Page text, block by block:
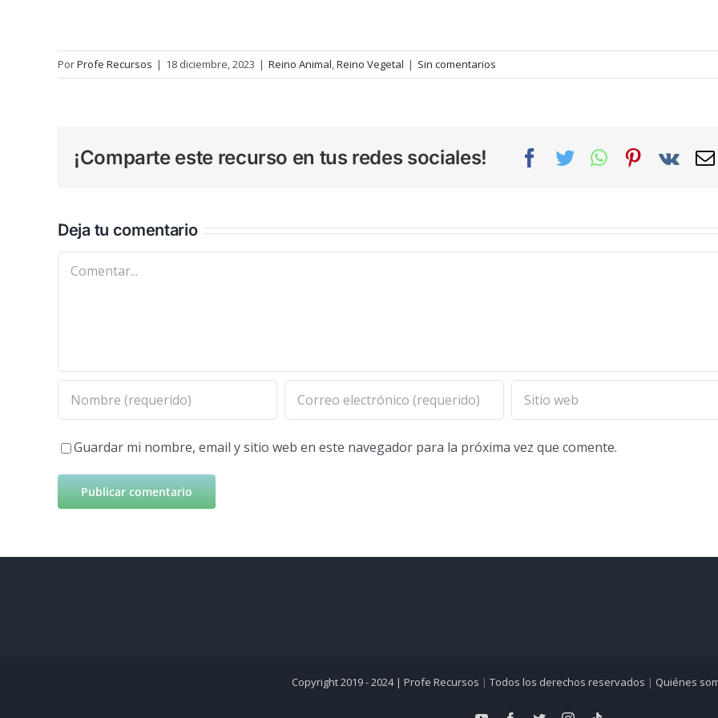
PorProfe Recursos | 18 diciembre, 2023 | Reino Animal,Reino Vegetal | Sin comentarios
¡Comparte este recurso en tus redes sociales! Facebook
TwitterWhatsAppPinterest
Vk
Deja tu comentario
Comentar
Guardar mi nombre, email y sitio web en este navegador para la próxima vez que comente.
Copyright 2019 - 2024 | Profe Recursos | Todos los derechos reservados | Quiénes